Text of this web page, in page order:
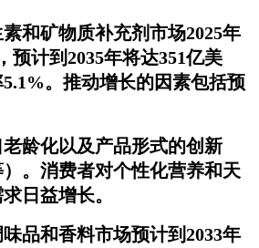
和矿物质补充剂市场2025年
预计到2035年将达351亿美
。推动增长的因素包括预
龄化以及产品形式的创新
）。消费者对个性化营养和天
日益增长。
品和香料市场预计到2033年